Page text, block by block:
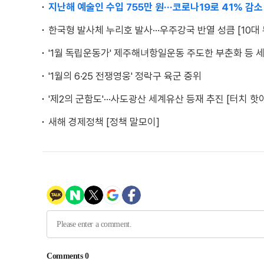
지난해 예술인 수입 755만 원···코로나19로 41% 감소
한국형 발사체 누리호 발사···우주강국 반열 성큼 [10대
'1월 독립운동가' 제주해녀항일운동 주도한 부춘화 등
'1월의 6·25 전쟁영웅' 정락구 육군 중위
'제2의 군함도'···사도광산 세계유산 등재 추진 [터치 핫
새해 경제정책 [정책 말모이]